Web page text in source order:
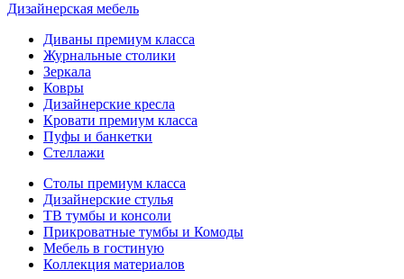
Дизайнерская мебель
Диваны премиум класса
Журнальные столики
Зеркала
Ковры
Дизайнерские кресла
Кровати премиум класса
Пуфы и банкетки
Стеллажи
Столы премиум класса
Дизайнерские стулья
ТВ тумбы и консоли
Прикроватные тумбы и Комоды
Мебель в гостиную
Коллекция материалов